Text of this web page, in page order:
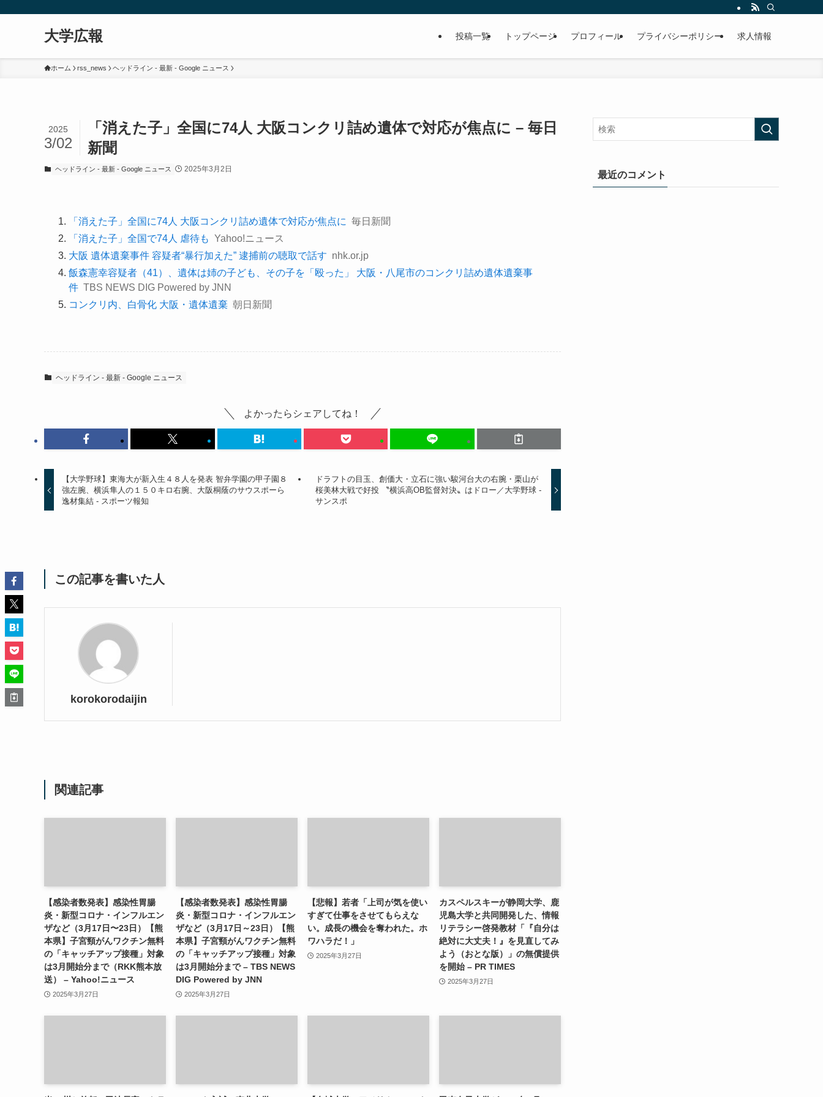
大学広報 投稿一覧 トップページ プロフィール プライバシーポリシー 求人情報
ホーム rss_news ヘッドライン - 最新 - Google ニュース
「消えた子」全国に74人 大阪コンクリ詰め遺体で対応が焦点に – 毎日
新聞
2025
3/02
ヘッドライン - 最新 - Google ニュース 2025年3月2日
「消えた子」全国に74人 大阪コンクリ詰め遺体で対応が焦点に 毎日新聞
「消えた子」全国で74人 虐待も Yahoo!ニュース
大阪 遺体遺棄事件 容疑者“暴行加えた” 逮捕前の聴取で話す nhk.or.jp
飯森憲幸容疑者（41）、遺体は姉の子ども、その子を「殴った」 大阪・八尾市のコンクリ詰め遺体遺棄事
件 TBS NEWS DIG Powered by JNN
コンクリ内、白骨化 大阪・遺体遺棄 朝日新聞
ヘッドライン - 最新 - Google ニュース
よかったらシェアしてね！
【大学野球】東海大が新入生４８人を発表 智弁学園の甲子園８
強左腕、横浜隼人の１５０キロ右腕、大阪桐蔭のサウスポーら
逸材集結 - スポーツ報知
ドラフトの目玉、創価大・立石に強い駿河台大の右腕・栗山が
桜美林大戦で好投 〝横浜高OB監督対決〟はドロー／大学野球 -
サンスポ
この記事を書いた人
korokorodaijin
関連記事
【感染者数発表】感染性胃腸
炎・新型コロナ・インフルエン
ザなど（3月17日〜23日）【熊
本県】子宮頸がんワクチン無料
の「キャッチアップ接種」対象
は3月開始分まで（RKK熊本放
送） – Yahoo!ニュース
2025年3月27日
【感染者数発表】感染性胃腸
炎・新型コロナ・インフルエン
ザなど（3月17日～23日）【熊
本県】子宮頸がんワクチン無料
の「キャッチアップ接種」対象
は3月開始分まで – TBS NEWS
DIG Powered by JNN
2025年3月27日
【悲報】若者「上司が気を使い
すぎて仕事をさせてもらえな
い。成長の機会を奪われた。ホ
ワハラだ！」
2025年3月27日
カスペルスキーが静岡大学、鹿
児島大学と共同開発した、情報
リテラシー啓発教材「『自分は
絶対に大丈夫！』を見直してみ
よう（おとな版）」の無償提供
を開始 – PR TIMES
2025年3月27日
最近のコメント